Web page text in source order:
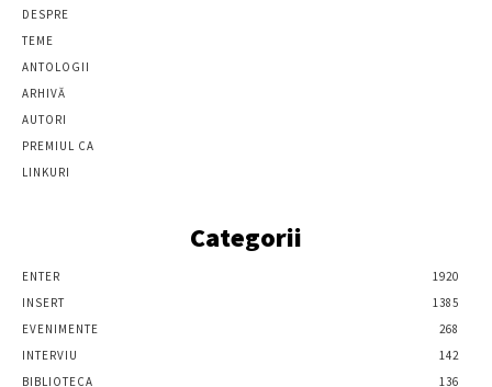
DESPRE
TEME
ANTOLOGII
ARHIVĂ
AUTORI
PREMIUL CA
LINKURI
Categorii
ENTER
1920
INSERT
1385
EVENIMENTE
268
INTERVIU
142
BIBLIOTECA
136